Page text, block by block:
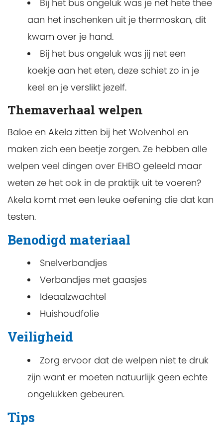
Bij het bus ongeluk was je net hete thee
aan het inschenken uit je thermoskan, dit
kwam over je hand.
Bij het bus ongeluk was jij net een
koekje aan het eten, deze schiet zo in je
keel en je verslikt jezelf.
Themaverhaal welpen
Baloe en Akela zitten bij het Wolvenhol en
maken zich een beetje zorgen. Ze hebben alle
welpen veel dingen over EHBO geleeld maar
weten ze het ook in de praktijk uit te voeren?
Akela komt met een leuke oefening die dat kan
testen.
Benodigd materiaal
Snelverbandjes
Verbandjes met gaasjes
Ideaalzwachtel
Huishoudfolie
Veiligheid
Zorg ervoor dat de welpen niet te druk
zijn want er moeten natuurlijk geen echte
ongelukken gebeuren.
Tips